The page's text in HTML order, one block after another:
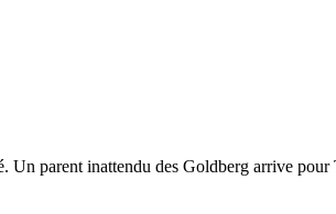
Un parent inattendu des Goldberg arrive